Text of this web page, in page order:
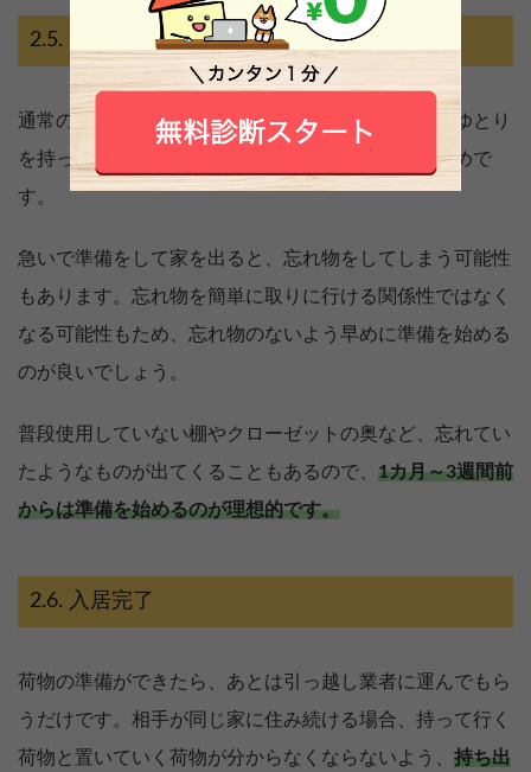
引っ越しの準備を始める
通常の引っ越しよりも離婚の引っ越しでは、時間にゆとり
を持ってすすめられるよう準備していくのがおすすめで
す。
急いで準備をして家を出ると、忘れ物をしてしまう可能性
もあります。忘れ物を簡単に取りに行ける関係性ではなく
なる可能性もため、忘れ物のないよう早めに準備を始める
のが良いでしょう。
普段使用していない棚やクローゼットの奥など、忘れてい
たようなものが出てくることもあるので、 1カ月～3週間前
からは準備を始めるのが理想的です。
入居完了
荷物の準備ができたら、あとは引っ越し業者に運んでもら
うだけです。相手が同じ家に住み続ける場合、持って行く
荷物と置いていく荷物が分からなくならないよう、 持ち出